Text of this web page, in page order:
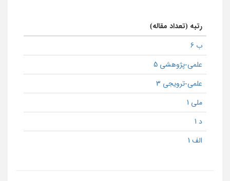
رتبه (تعداد مقاله)
ب 6
علمی-پژوهشی 5
علمی-ترویجی 3
ملی 1
د 1
الف 1